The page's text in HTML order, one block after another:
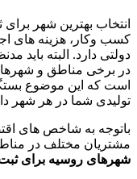
انتخاب بهترین شهر
کسب ‌وکار، هزینه‌ های
دولتی دارد. البته باید
در برخی مناطق و
است که این موضوع
تولیدی شما در هر شهر
باتوجه به شاخص های
مشتریان مختلف در
شهرهای روسیه برای